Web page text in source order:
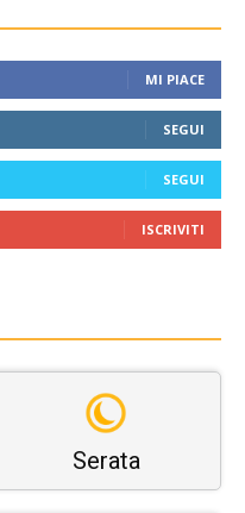
MI PIACE
SEGUI
SEGUI
ISCRIVITI
Serata